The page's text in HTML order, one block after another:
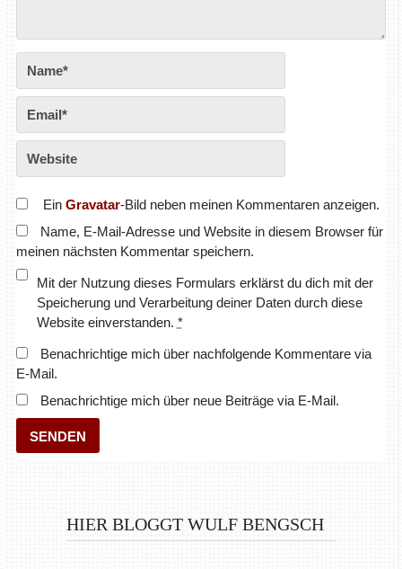
EinGravatar-Bild neben meinen Kommentaren anzeigen.
Name, E-Mail-Adresse und Website in diesem Browser für
meinen nächsten Kommentar speichern.
Mit der Nutzung dieses Formulars erklärst du dich mit der
Website einverstanden.*
Benachrichtige mich über nachfolgende Kommentare via
E-Mail.
Benachrichtige mich über neue Beiträge via E-Mail.
HIER BLOGGT WULF BENGSCH
Film- & Literatur-Aficionado, Serienfanatiker,